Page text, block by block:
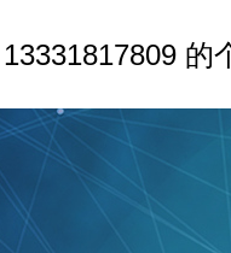
13331817809 的